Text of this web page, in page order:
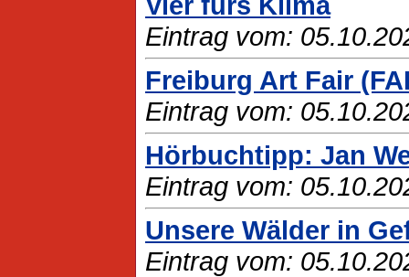
Eintrag vom:
Freiburg Art Fair
Eintrag vom:
Hörbuchtipp: Jan
Eintrag vom:
Unsere Wälder in
Eintrag vom: